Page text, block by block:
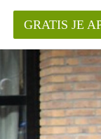
?
GRATIS JE